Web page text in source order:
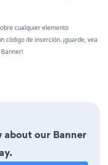
cualquier elemento
código de inserción. ¡guarde, vea
about our Banner